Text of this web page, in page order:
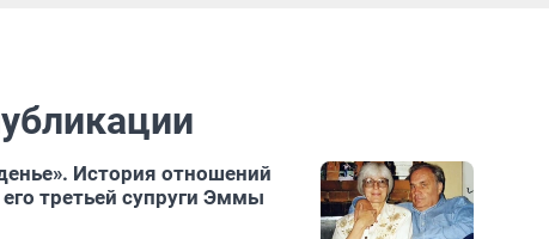
История отношений
третьей супруги Эммы